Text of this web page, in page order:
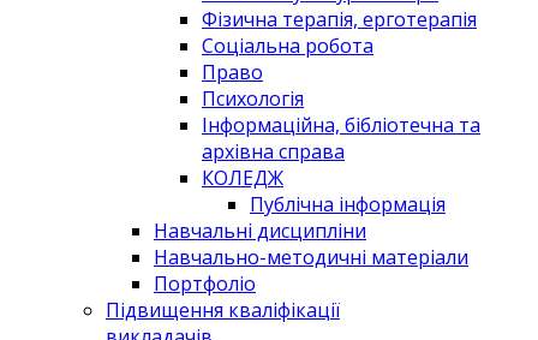
Фізична терапія, ерготерапія
Соціальна робота
Право
Психологія
Інформаційна, бібліотечна та
архівна справа
КОЛЕДЖ
Публічна інформація
Навчальні дисципліни
Навчально-методичні матеріали
Портфоліо
Підвищення кваліфікації